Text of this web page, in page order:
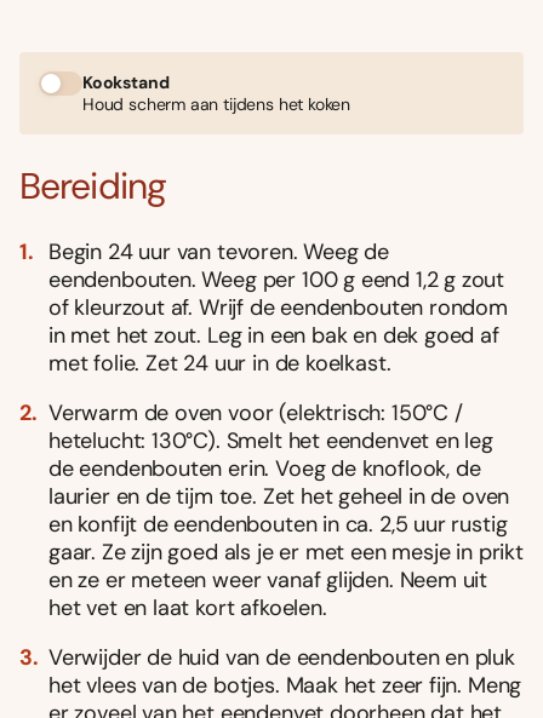
Kookstand
Houd scherm aan tijdens het koken
Bereiding
Begin 24 uur van tevoren. Weeg de
eendenbouten. Weeg per 100 g eend 1,2 g zout
of kleurzout af. Wrijf de eendenbouten rondom
in met het zout. Leg in een bak en dek goed af
met folie. Zet 24 uur in de koelkast.
Verwarm de oven voor (elektrisch: 150°C /
hetelucht: 130°C). Smelt het eendenvet en leg
de eendenbouten erin. Voeg de knoflook, de
laurier en de tijm toe. Zet het geheel in de oven
en konfijt de eendenbouten in ca. 2,5 uur rustig
gaar. Ze zijn goed als je er met een mesje in prikt
en ze er meteen weer vanaf glijden. Neem uit
het vet en laat kort afkoelen.
Verwijder de huid van de eendenbouten en pluk
het vlees van de botjes. Maak het zeer fijn. Meng